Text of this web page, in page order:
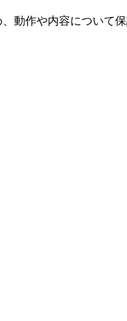
動作や内容について